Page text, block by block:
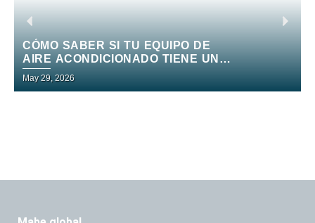
CÓMO SABER SI TU EQUIPO DE
AIRE ACONDICIONADO TIENE UNA
FUGA DE GAS REFRIGERANTE
May 29, 2026